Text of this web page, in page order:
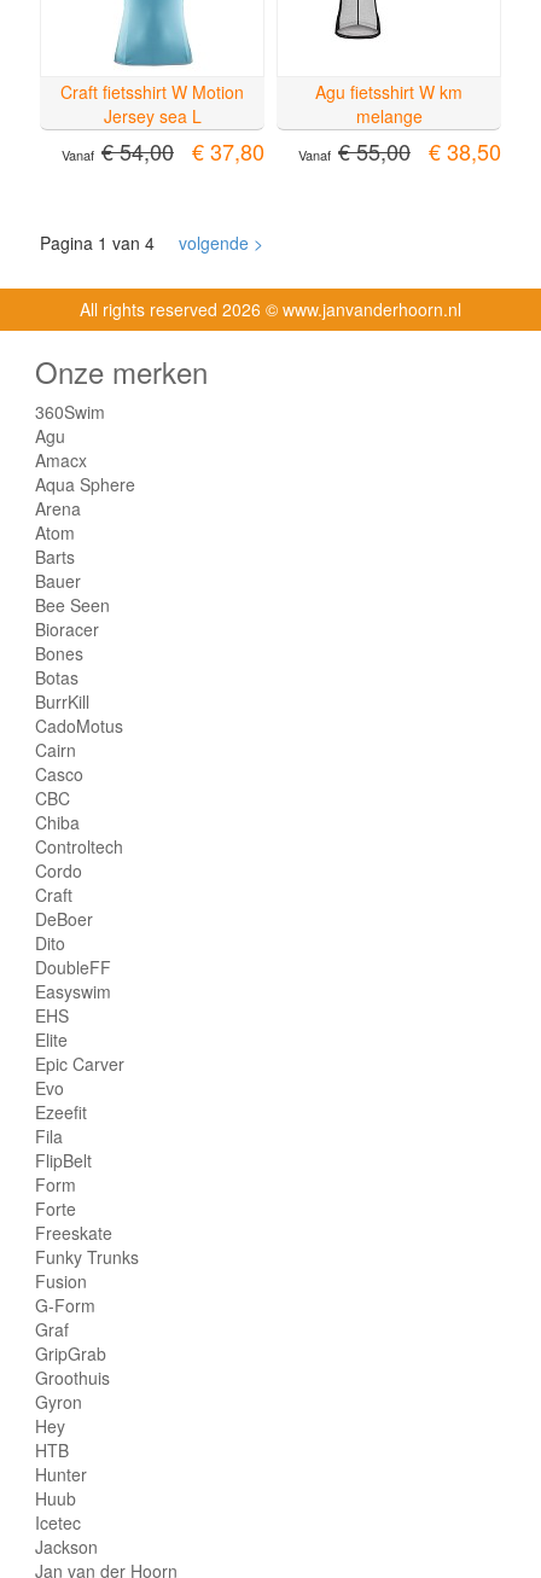
Craft fietsshirt W Motion
Jersey sea L
Vanaf € 54,00 € 37,80
Agu fietsshirt W km
melange
Vanaf € 55,00 € 38,50
Pagina 1 van 4 volgende >
All rights reserved 2026 © www.janvanderhoorn.nl
Onze merken
360Swim
Agu
Amacx
Aqua Sphere
Arena
Atom
Barts
Bauer
Bee Seen
Bioracer
Bones
Botas
BurrKill
CadoMotus
Cairn
Casco
CBC
Chiba
Controltech
Cordo
Craft
DeBoer
Dito
DoubleFF
Easyswim
EHS
Elite
Epic Carver
Evo
Ezeefit
Fila
FlipBelt
Form
Forte
Freeskate
Funky Trunks
Fusion
G-Form
Graf
GripGrab
Groothuis
Gyron
Hey
HTB
Hunter
Huub
Icetec
Jackson
Jan van der Hoorn